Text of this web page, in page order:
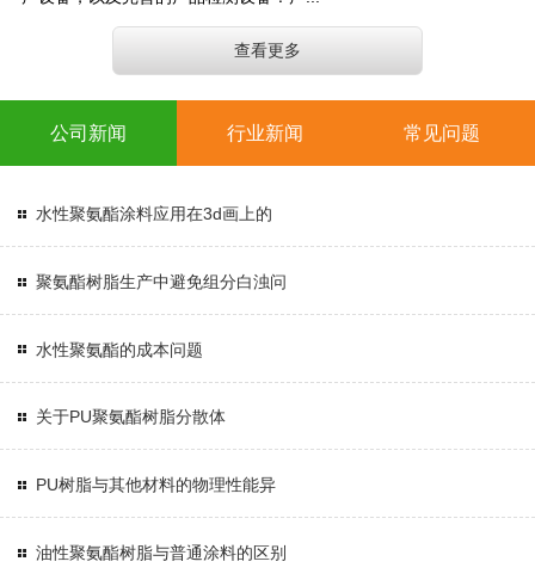
查看更多
公司新闻 行业新闻 常见问题
水性聚氨酯涂料应用在3d画上的
聚氨酯树脂生产中避免组分白浊问
水性聚氨酯的成本问题
关于PU聚氨酯树脂分散体
PU树脂与其他材料的物理性能异
油性聚氨酯树脂与普通涂料的区别